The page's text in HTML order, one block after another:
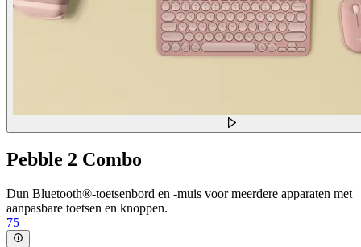
Pebble 2 Combo
Dun Bluetooth®-toetsenbord en -muis voor meerdere apparaten met
aanpasbare toetsen en knoppen.
75